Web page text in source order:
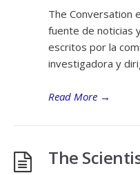
The Conversation
fuente de noticias
escritos por la
investigadora y
Read More →
The